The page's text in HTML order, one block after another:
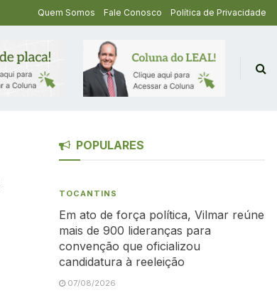
Quem Somos Fale Conosco Política de Privacidade
POPULARES
TOCANTINS
Em ato de força política, Vilmar reúne
mais de 900 lideranças para
convenção que oficializou
candidatura à reeleição
07/08/2026